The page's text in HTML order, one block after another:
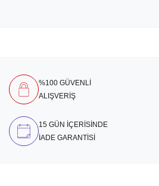
%100 GÜVENLİ
ALIŞVERİŞ
15 GÜN İÇERİSİNDE
İADE GARANTİSİ